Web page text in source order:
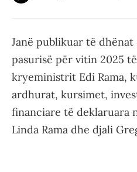
Janë publikuar të
pasurisë për vitin 2025
kryeministrit Edi Rama,
ardhurat, kursimet,
financiare të deklaruara
Linda Rama dhe djali